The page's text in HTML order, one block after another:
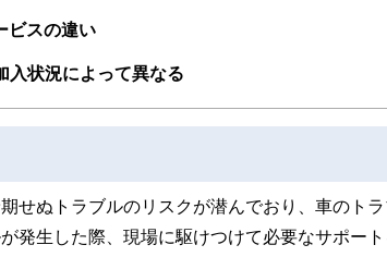
ナンシャルプランナー、弁護士、税理士、宅地建物取引士、相
士、行政書士、投資アナリスト、キャリアコンサルタントなど
のアイデアを提供するお金のコンシェルジュを目指します。
ビスの違い
入状況によって異なる
せぬトラブルのリスクが潜んでおり、車のト
発生した際、現場に駆けつけて必要なサポー